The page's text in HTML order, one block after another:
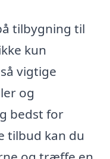
tilbygning til
kun
vigtige
og
bedst for
tilbud kan du